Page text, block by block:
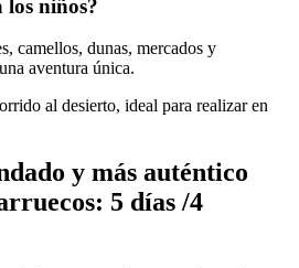
los niños?
camellos, dunas, mercados y
aventura única.
al desierto, ideal para realizar en
y más auténtico
5 días /4